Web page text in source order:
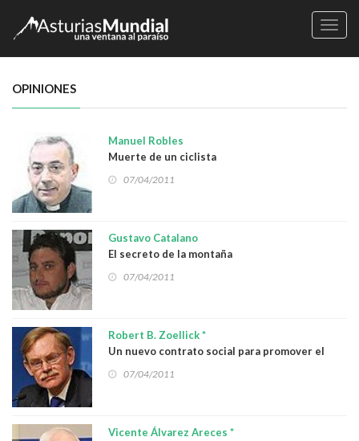
OPINIONES
Manuel Robles
Muerte de un ciclista
07/04/2011
Gustavo Catalano
El secreto de la montaña
07/04/2011
Robert B. Zoellick *
Un nuevo contrato social para promover el
desarrollo
07/04/2011
Vicente Álvarez Areces *